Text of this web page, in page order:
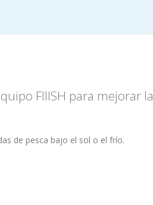
FIIISH para mejorar la
de pesca bajo el sol o el frío.